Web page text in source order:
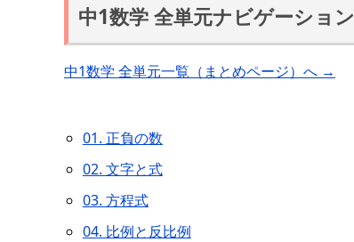
中1数学 全単元ナビゲーション
中1数学 全単元一覧（まとめページ）へ →
01. 正負の数
02. 文字と式
03. 方程式
04. 比例と反比例